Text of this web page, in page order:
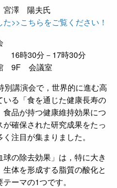
宮澤 陽夫氏
>>こちらをご覧ください！
16時30分－17時30分
館 9F 会議室
講演会で，世界的に進む高
る「食を通じた健康長寿の
品が持つ健康維持効果につ
確保された研究成果をたっ
注目が集まりました。
球の除去効果」は，特に大き
体を形成する脂質の酸化と
ーマの1つです。